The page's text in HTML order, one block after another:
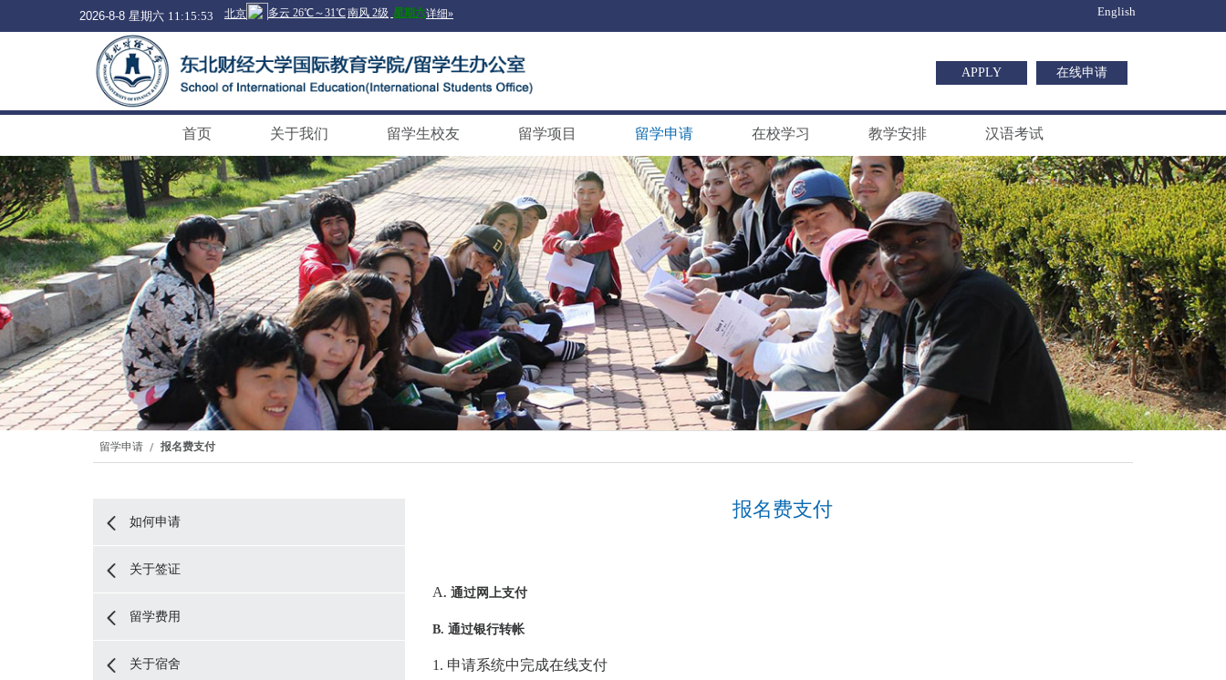
2026-8-8 星期六 11:15:53 English
APPLY 在线申请
首页 关于我们 留学生校友 留学项目 留学申请 在校学习 教学安排 汉语考试
留学申请 报名费支付
如何申请
关于签证
留学费用
关于宿舍
报名费支付
A. 通过网上支付
B. 通过银行转帐
1. 申请系统中完成在线支付